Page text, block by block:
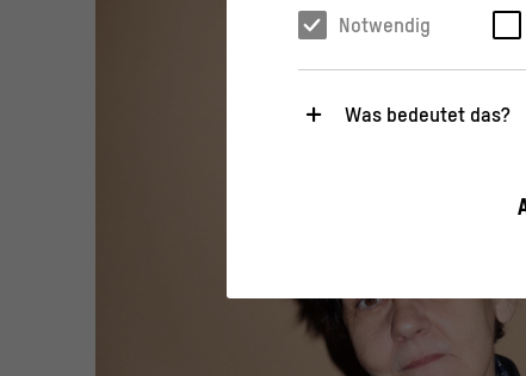
Notwendig
Was bedeutet das?
Diese Cookies sind für den
Diese Cookies helfen uns zu
gesammelt und ausgewertet
Datenschutzerklärung >